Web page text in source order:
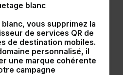
blanc
vous supprimez la
de services QR de
de destination mobiles.
personnalisé, il
une marque cohérente
campagne